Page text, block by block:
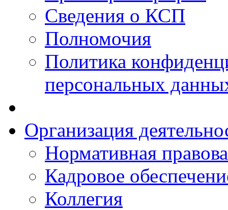
Сведения о КСП
Полномочия
Политика
персональных
Организация
Нормативная
Кадровое
Коллегия